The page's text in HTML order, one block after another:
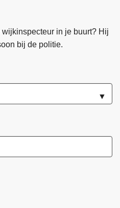
in je buurt? Hij
bij de politie.
▼